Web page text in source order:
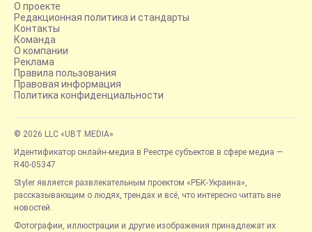
О проекте
Редакционная политика и стандарты
Контакты
Команда
О компании
Реклама
Правила пользования
Правовая информация
Политика конфиденциальности
© 2026 LLC «UBT MEDIA»
Идентификатор онлайн-медиа в Реестре субъектов в сфере медиа —
R40-05347
Styler является развлекательным проектом «РБК-Украина»,
рассказывающим о людях, трендах и всё, что интересно читать вне
новостей.
Фотографии, иллюстрации и другие изображения принадлежат их